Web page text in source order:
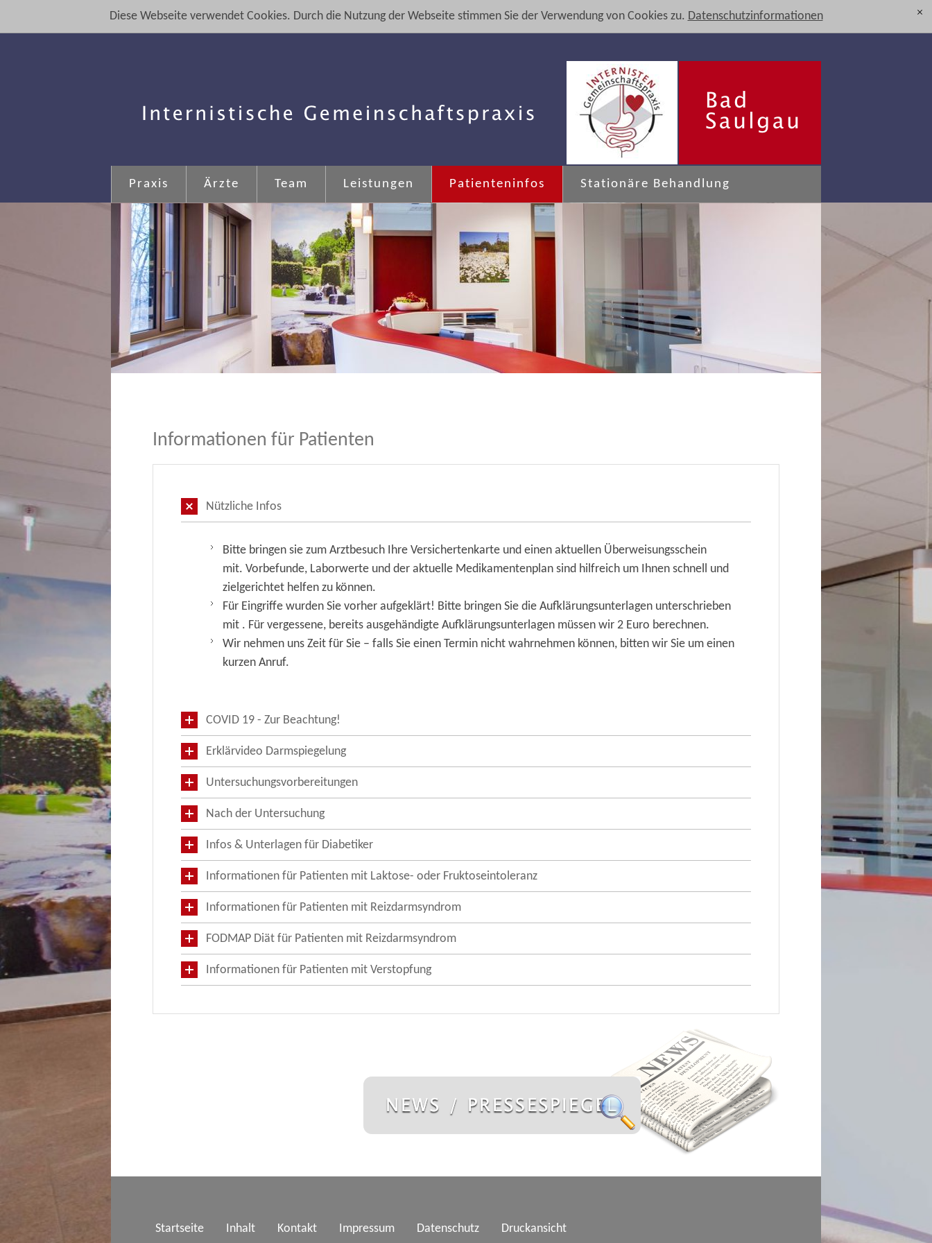
Diese Webseite verwendet Cookies. Durch die Nutzung der Webseite stimmen Sie der Verwendung von Cookies zu. Datenschutzinformationen [x]
Praxis Ärzte Team Leistungen Patienteninfos Stationäre Behandlung
Informationen für Patienten
Nützliche Infos
Bitte bringen sie zum Arztbesuch Ihre Versichertenkarte und einen aktuellen Überweisungsschein
mit. Vorbefunde, Laborwerte und der aktuelle Medikamentenplan sind hilfreich um Ihnen schnell und
zielgerichtet helfen zu können.
Für Eingriffe wurden Sie vorher aufgeklärt! Bitte bringen Sie die Aufklärungsunterlagen unterschrieben
mit . Für vergessene, bereits ausgehändigte Aufklärungsunterlagen müssen wir 2 Euro berechnen.
Wir nehmen uns Zeit für Sie – falls Sie einen Termin nicht wahrnehmen können, bitten wir Sie um einen
kurzen Anruf.
COVID 19 - Zur Beachtung!
Erklärvideo Darmspiegelung
Untersuchungsvorbereitungen
Nach der Untersuchung
Infos & Unterlagen für Diabetiker
Informationen für Patienten mit Laktose- oder Fruktoseintoleranz
Informationen für Patienten mit Reizdarmsyndrom
FODMAP Diät für Patienten mit Reizdarmsyndrom
Informationen für Patienten mit Verstopfung
Startseite Inhalt Kontakt Impressum Datenschutz Druckansicht